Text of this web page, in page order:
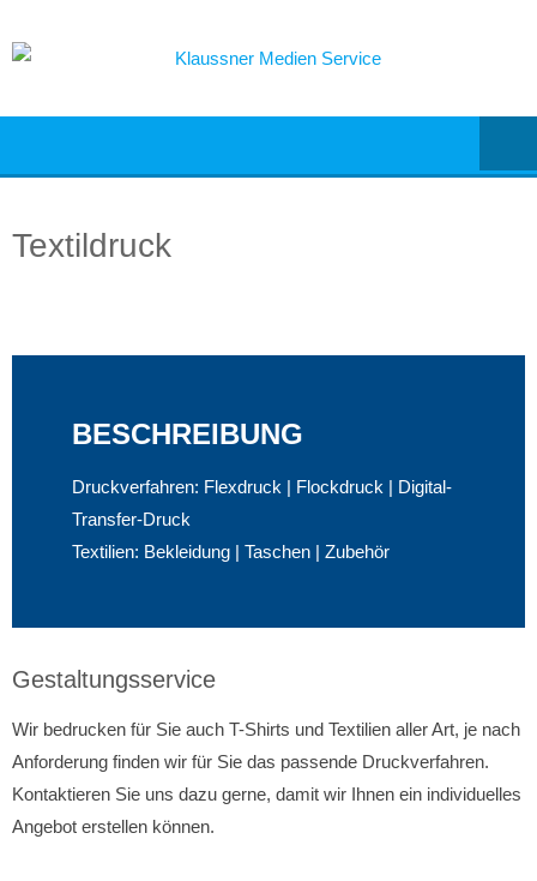
to
Textildruck
BESCHREIBUNG
Druckverfahren: Flexdruck | Flockdruck | Digital-
Transfer-Druck
Textilien: Bekleidung | Taschen | Zubehör
Gestaltungsservice
Wir bedrucken für Sie auch T-Shirts und Textilien aller Art, je nach
Anforderung finden wir für Sie das passende Druckverfahren.
Kontaktieren Sie uns dazu gerne, damit wir Ihnen ein individuelles
Angebot erstellen können.